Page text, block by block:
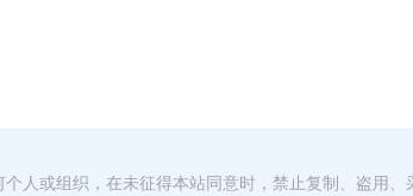
人或组织，在未征得本站同意时，禁止复制、盗用、